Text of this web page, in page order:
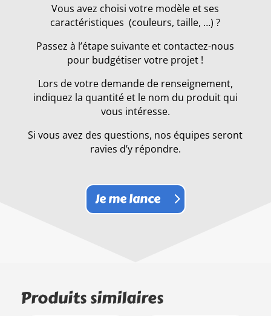
Vous avez choisi votre modèle et ses
caractéristiques (couleurs, taille, …) ?
Passez à l’étape suivante et contactez-nous
pour budgétiser votre projet !
Lors de votre demande de renseignement,
indiquez la quantité et le nom du produit qui
vous intéresse.
Si vous avez des questions, nos équipes seront
ravies d’y répondre.
Je me lance
Produits similaires